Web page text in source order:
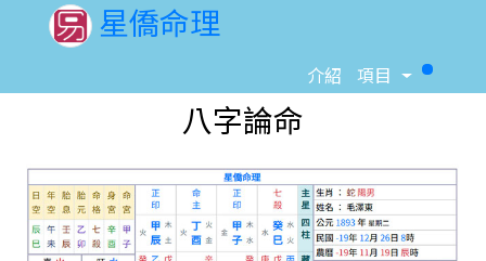
星僑命理
介紹 項目 Toggle
八字論命